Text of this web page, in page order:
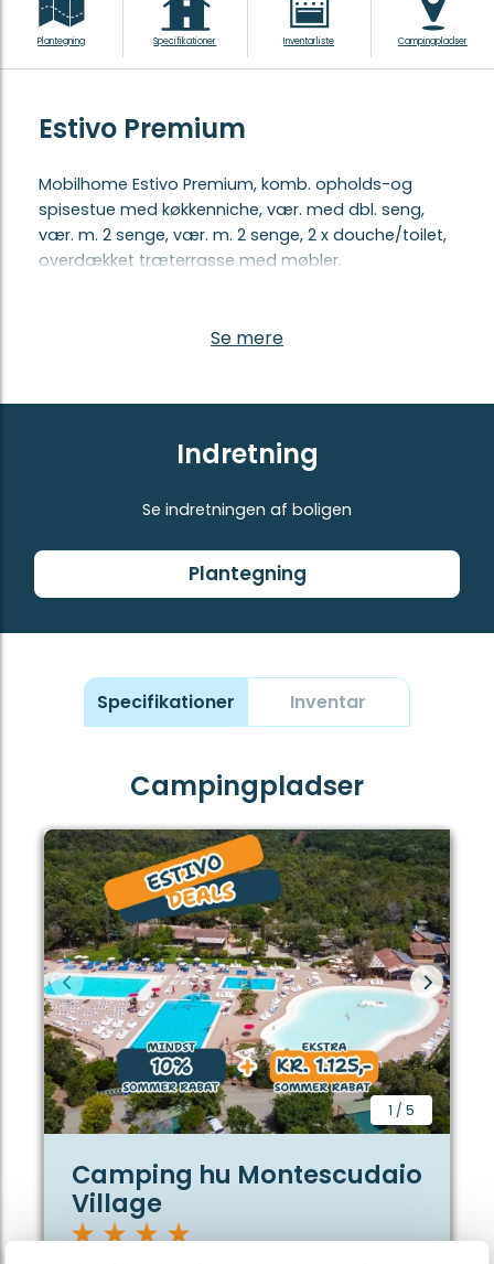
Plantegning Specifikationer Inventarliste Campingpladser
Estivo Premium
Mobilhome Estivo Premium, komb. opholds-og
spisestue med køkkenniche, vær. med dbl. seng,
vær. m. 2 senge, vær. m. 2 senge, 2 x douche/toilet,
overdækket træterrasse med møbler.
Se mere
Indretning
Se indretningen af boligen
Plantegning
Specifikationer Inventar
Campingpladser
1 / 5
Camping hu Montescudaio
Village